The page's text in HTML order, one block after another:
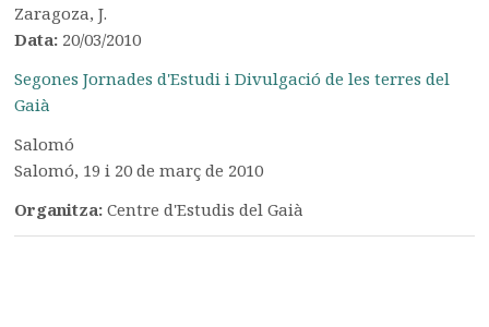
Zaragoza, J.
Data: 20/03/2010
Segones Jornades d'Estudi i Divulgació de les terres del
Gaià
Salomó
Salomó, 19 i 20 de març de 2010
Organitza:Centre d'Estudis del Gaià